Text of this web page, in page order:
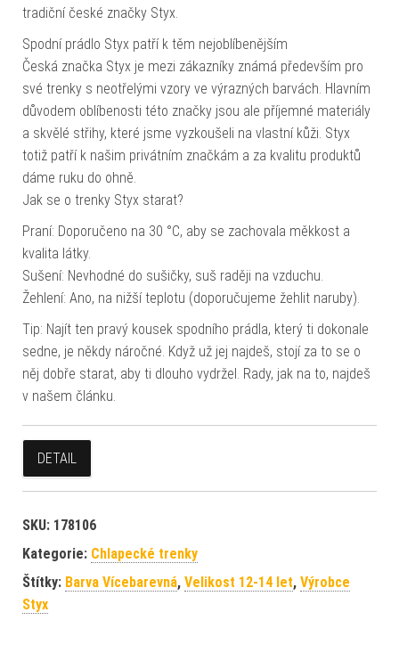
tradiční české značky Styx.
Spodní prádlo Styx patří k těm nejoblíbenějším
Česká značka Styx je mezi zákazníky známá především pro
své trenky s neotřelými vzory ve výrazných barvách. Hlavním
důvodem oblíbenosti této značky jsou ale příjemné materiály
a skvělé střihy, které jsme vyzkoušeli na vlastní kůži. Styx
totiž patří k našim privátním značkám a za kvalitu produktů
dáme ruku do ohně.
Jak se o trenky Styx starat?
Praní: Doporučeno na 30 °C, aby se zachovala měkkost a
kvalita látky.
Sušení: Nevhodné do sušičky, suš raději na vzduchu.
Žehlení: Ano, na nižší teplotu (doporučujeme žehlit naruby).
Tip: Najít ten pravý kousek spodního prádla, který ti dokonale
sedne, je někdy náročné. Když už jej najdeš, stojí za to se o
něj dobře starat, aby ti dlouho vydržel. Rady, jak na to, najdeš
v našem článku.
DETAIL
SKU: 178106
Kategorie: Chlapecké trenky
Štítky: Barva Vícebarevná, Velikost 12-14 let, Výrobce
Styx